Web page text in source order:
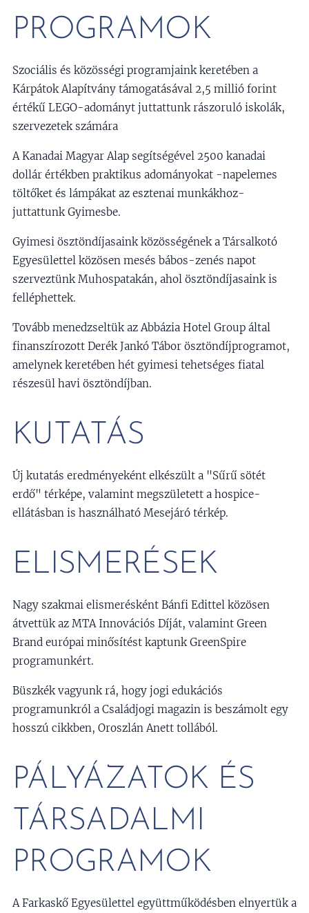
PROGRAMOK
Szociális és közösségi programjaink keretében a
Kárpátok Alapítvány támogatásával 2,5 millió forint
értékű LEGO-adományt juttattunk rászoruló iskolák,
szervezetek számára
A Kanadai Magyar Alap segítségével 2500 kanadai
dollár értékben praktikus adományokat -napelemes
töltőket és lámpákat az esztenai munkákhoz-
juttattunk Gyimesbe.
Gyimesi ösztöndíjasaink közösségének a Társalkotó
Egyesülettel közösen mesés bábos-zenés napot
szerveztünk Muhospatakán, ahol ösztöndíjasaink is
felléphettek.
Tovább menedzseltük az Abbázia Hotel Group által
finanszírozott Derék Jankó Tábor ösztöndíjprogramot,
amelynek keretében hét gyimesi tehetséges fiatal
részesül havi ösztöndíjban.
KUTATÁS
Új kutatás eredményeként elkészült a "Sűrű sötét
erdő" térképe, valamint megszületett a hospice-
ellátásban is használható Mesejáró térkép.
ELISMERÉSEK
Nagy szakmai elismerésként Bánfi Edittel közösen
átvettük az MTA Innovációs Díját, valamint Green
Brand európai minősítést kaptunk GreenSpire
programunkért.
Büszkék vagyunk rá, hogy jogi edukációs
programunkról a Családjogi magazin is beszámolt egy
hosszú cikkben, Oroszlán Anett tollából.
PÁLYÁZATOK ÉS
TÁRSADALMI
PROGRAMOK
A Farkaskő Egyesülettel együttműködésben elnyertük a